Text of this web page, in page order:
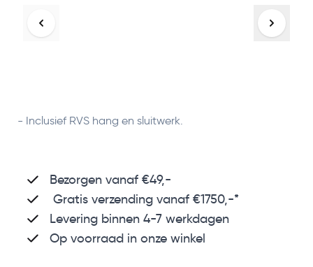
- Inclusief RVS hang en sluitwerk.
Bezorgen vanaf €49,-
Gratis verzending vanaf €1750,-*
Levering binnen 4-7 werkdagen
Op voorraad in onze winkel